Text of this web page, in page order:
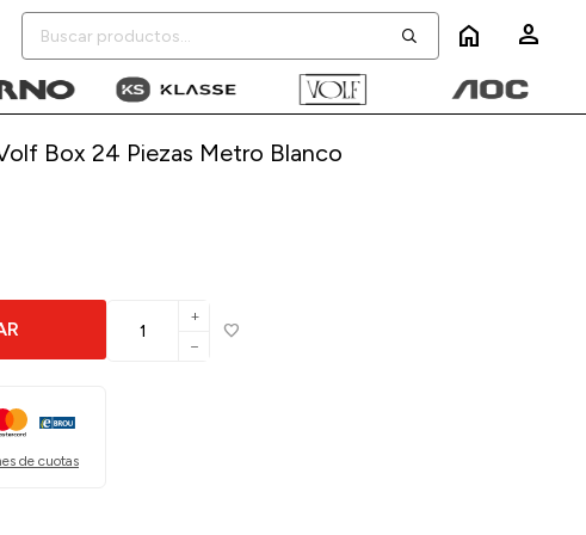
home
Box 24 Piezas Metro Blanco
add
remove
de cuotas